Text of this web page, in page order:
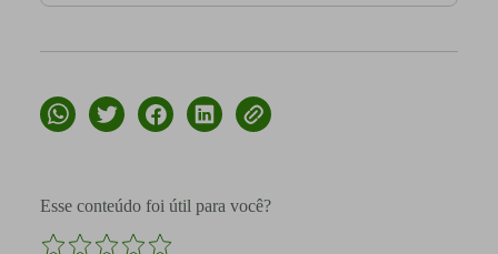
Esse conteúdo foi útil para você?